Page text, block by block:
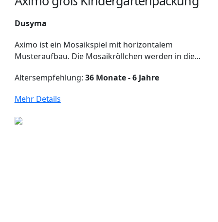
Dusyma
Aximo ist ein Mosaikspiel mit horizontalem
Musteraufbau. Die Mosaikröllchen werden in die...
Altersempfehlung: 36 Monate - 6 Jahre
Mehr Details